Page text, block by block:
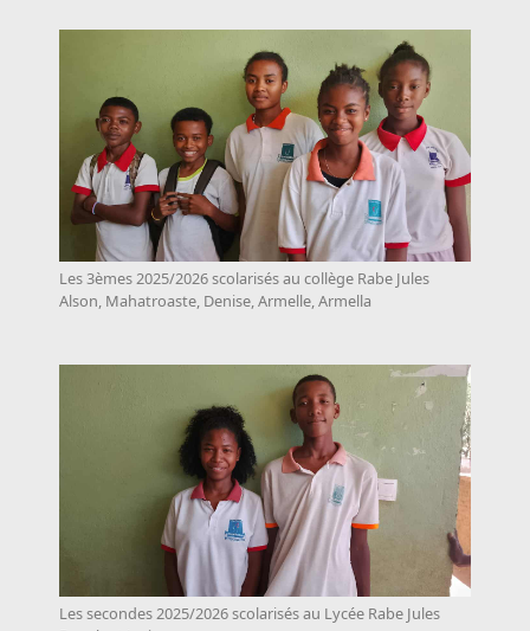
Les 3èmes 2025/2026 scolarisés au collège Rabe Jules
Alson, Mahatroaste, Denise, Armelle, Armella
Les secondes 2025/2026 scolarisés au Lycée Rabe Jules